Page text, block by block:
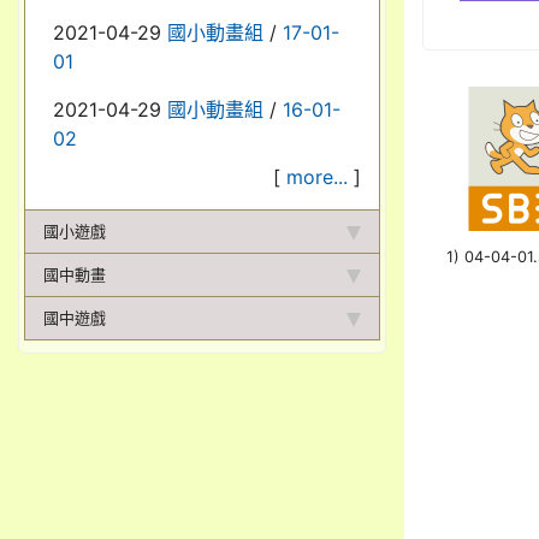
1) 04-04-
2021-04-29 國小動畫組 / 17-01-
01
2021-04-29 國小動畫組 / 16-01-
02
[ more... ]
國小遊戲
國中動畫
國中遊戲